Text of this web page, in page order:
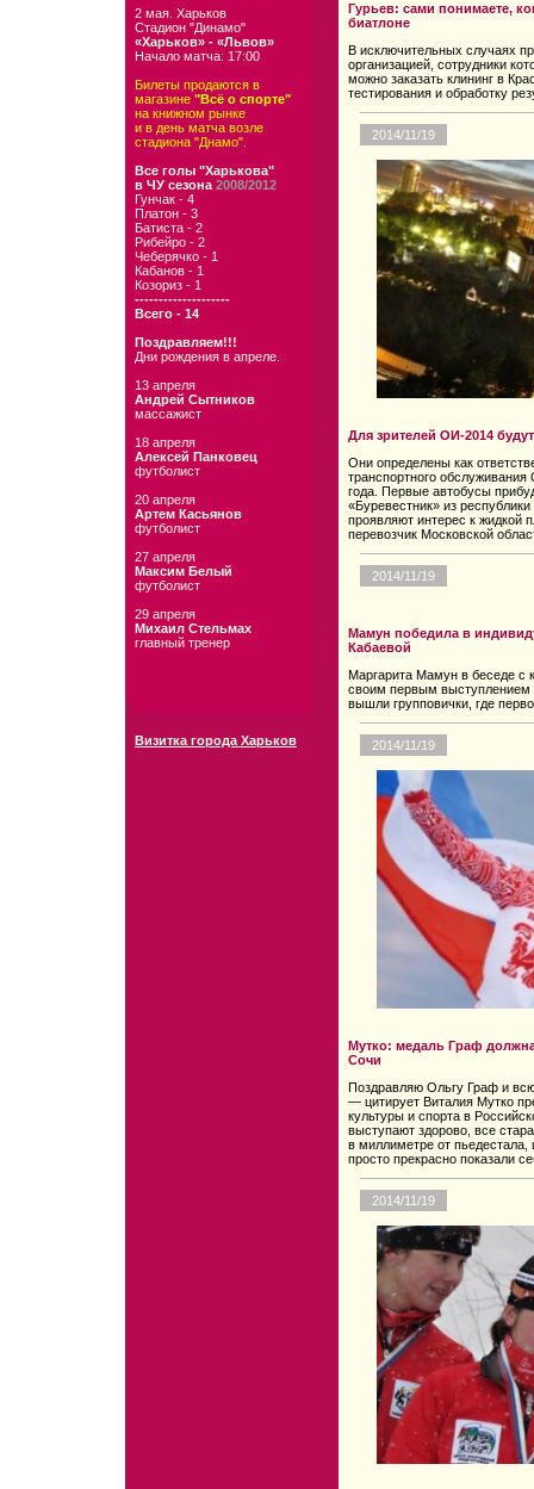
2 мая. Харьков
Стадион "Динамо"
«Харьков» - «Львов»
Начало матча: 17:00
Билеты продаются в
магазине "Всё о спорте"
на книжном рынке
и в день матча возле
стадиона "Днамо".
Все голы "Харькова"
в ЧУ сезона 2008/2012
Гунчак - 4
Платон - 3
Батиста - 2
Рибейро - 2
Чеберячко - 1
Кабанов - 1
Козориз - 1
--------------------
Всего - 14
Поздравляем!!!
Дни рождения в апреле.
13 апреля
Андрей Сытников
массажист
18 апреля
Алексей Панковец
футболист
20 апреля
Артем Касьянов
футболист
27 апреля
Максим Белый
футболист
29 апреля
Михаил Стельмах
главный тренер
Визитка города Харьков
Гурьев: сами понимаете,
биатлоне
В исключительных случаях
организацией, сотрудники
можно заказать клининг в
тестирования и обработку
2014/11/19
Для зрителей ОИ-2014
Они определены как
транспортного
года. Первые автобусы
«Буревестник» из
проявляют интерес к жидкой
перевозчик Московской
2014/11/19
Мамун победила в
Кабаевой
Маргарита Мамун в беседе
своим первым выступлением
вышли групповички, где
2014/11/19
Мутко: медаль Граф
Сочи
Поздравляю Ольгу Граф и
— цитирует Виталия Мутко
культуры и спорта в
выступают здорово, все
в миллиметре от
просто прекрасно показали
2014/11/19